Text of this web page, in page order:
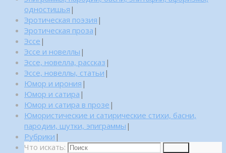
одностишья |
Эротическая поэзия |
Эротическая проза |
Эссе |
Эссе и новеллы |
Эссе, новелла, рассказ |
Эссе, новеллы, статьи |
Юмор и ирония |
Юмор и сатира |
Юмор и сатира в прозе |
Юмористические и сатирические стихи, басни,
пародии, шутки, эпиграммы |
Рубрики |
Что искать: